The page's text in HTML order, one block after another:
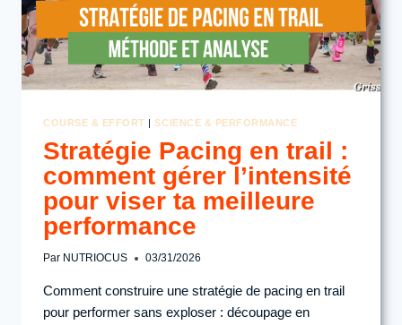
COURSE & EFFORT |SCIENCE & PERFORMANCE
Stratégie Pacing en trail :
comment gérer l’intensité
pour viser ta meilleure
performance
Par NUTRIOCUS 03/31/2026
Comment construire une stratégie de pacing en trail
pour performer sans exploser : découpage en